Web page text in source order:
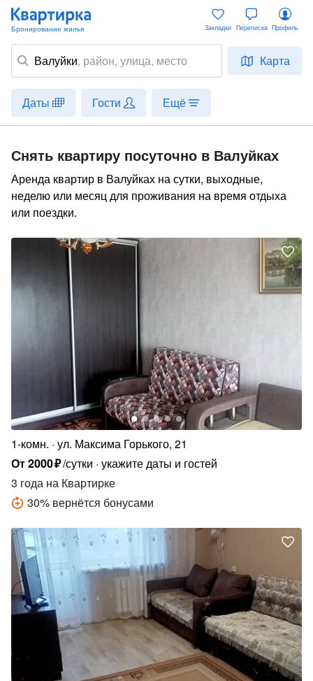
Валуйки, район, улица, место Карта
Закладки Переписка Профиль
Даты Гости Ещё
Снять квартиру посуточно в Валуйках
Аренда квартир в Валуйках на сутки, выходные,
неделю или месяц для проживания на время отдыха
или поездки.
1-комн. ул. Максима Горького, 21
От2000₽/сутки укажите даты и гостей
3 года на Квартирке
30% вернётся бонусами